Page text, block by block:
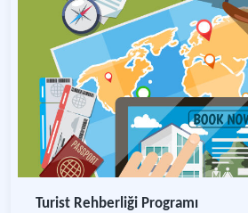
Turist Rehberliği Programı